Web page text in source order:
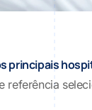
principais
referência